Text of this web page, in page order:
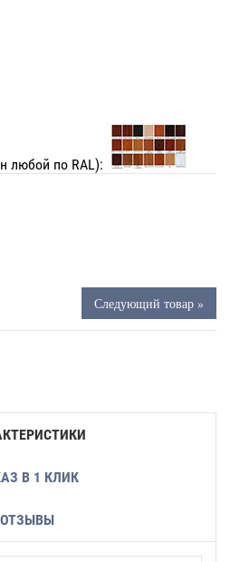
любой по RAL):
Следующий товар »
В 1 КЛИК
ОТЗЫВЫ